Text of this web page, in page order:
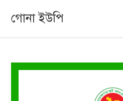
গোনা ইউপি